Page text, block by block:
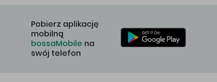
Pobierz aplikację
mobilną
bossaMobile na
swój telefon